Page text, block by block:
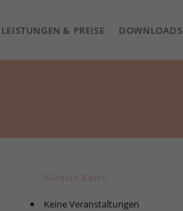
LEISTUNGEN & PREISE DOWNLOADS
Nächste Kurse
Keine Veranstaltungen